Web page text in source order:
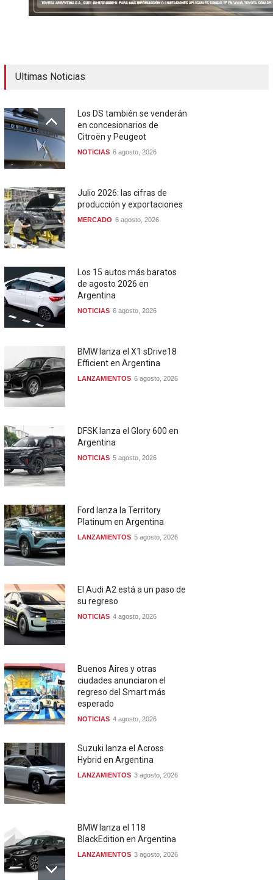
Ultimas Noticias
Los DS también se venderán
en concesionarios de
Citroën y Peugeot
NOTICIAS 6 agosto, 2026
Julio 2026: las cifras de
producción y exportaciones
MERCADO 6 agosto, 2026
Los 15 autos más baratos
de agosto 2026 en
Argentina
NOTICIAS 6 agosto, 2026
BMW lanza el X1 sDrive18
Efficient en Argentina
LANZAMIENTOS 6 agosto, 2026
DFSK lanza el Glory 600 en
Argentina
NOTICIAS 5 agosto, 2026
Ford lanza la Territory
Platinum en Argentina
LANZAMIENTOS 5 agosto, 2026
El Audi A2 está a un paso de
su regreso
NOTICIAS 4 agosto, 2026
Buenos Aires y otras
ciudades anunciaron el
regreso del Smart más
esperado
NOTICIAS 4 agosto, 2026
Suzuki lanza el Across
Hybrid en Argentina
LANZAMIENTOS 3 agosto, 2026
BMW lanza el 118
BlackEdition en Argentina
LANZAMIENTOS 3 agosto, 2026